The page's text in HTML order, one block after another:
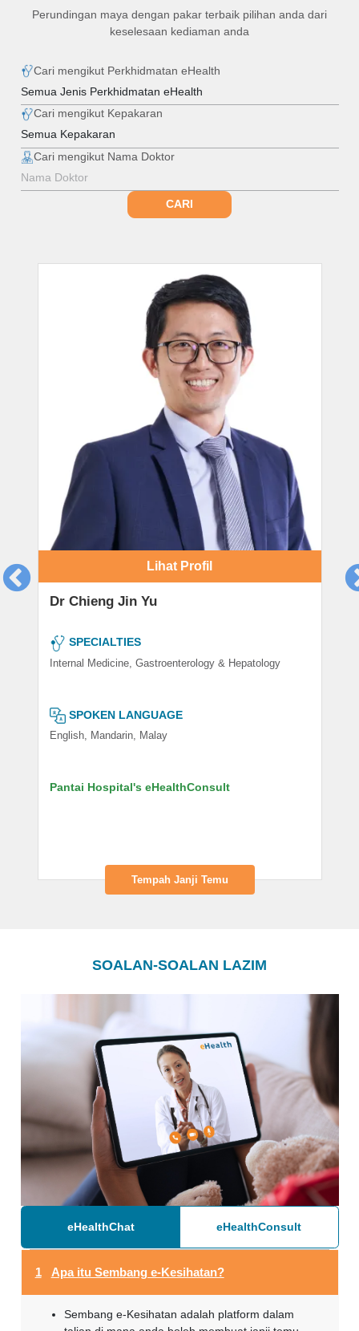
Perundingan maya dengan pakar terbaik pilihan anda dari
keselesaan kediaman anda
Cari mengikut Perkhidmatan eHealth
Cari mengikut Kepakaran
Cari mengikut Nama Doktor
CARI
Lihat Profil
Dr Chieng Jin Yu
SPECIALTIES
Internal Medicine, Gastroenterology & Hepatology
SPOKEN LANGUAGE
English, Mandarin, Malay
Pantai Hospital's eHealthConsult
Tempah Janji Temu
SOALAN-SOALAN LAZIM
eHealthChat eHealthConsult
1 Apa itu Sembang e-Kesihatan?
Sembang e-Kesihatan adalah platform dalam